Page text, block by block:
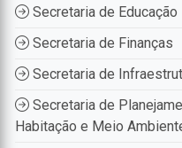
Secretaria de Educação
Secretaria de Finanças
Secretaria de
Secretaria de
Habitação e Meio